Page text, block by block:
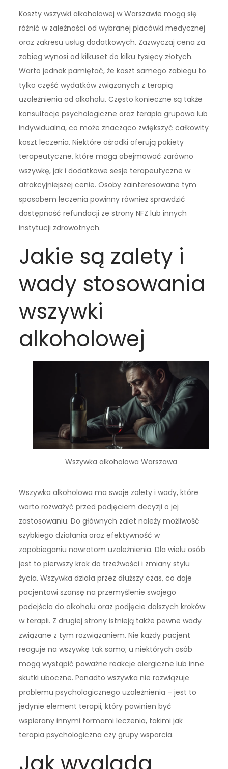
Koszty wszywki alkoholowej w Warszawie mogą się
różnić w zależności od wybranej placówki medycznej
oraz zakresu usług dodatkowych. Zazwyczaj cena za
zabieg wynosi od kilkuset do kilku tysięcy złotych.
Warto jednak pamiętać, że koszt samego zabiegu to
tylko część wydatków związanych z terapią
uzależnienia od alkoholu. Często konieczne są także
konsultacje psychologiczne oraz terapia grupowa lub
indywidualna, co może znacząco zwiększyć całkowity
koszt leczenia. Niektóre ośrodki oferują pakiety
terapeutyczne, które mogą obejmować zarówno
wszywkę, jak i dodatkowe sesje terapeutyczne w
atrakcyjniejszej cenie. Osoby zainteresowane tym
sposobem leczenia powinny również sprawdzić
dostępność refundacji ze strony NFZ lub innych
instytucji zdrowotnych.
Jakie są zalety i
wady stosowania
wszywki
alkoholowej
Wszywka alkoholowa Warszawa
Wszywka alkoholowa ma swoje zalety i wady, które
warto rozważyć przed podjęciem decyzji o jej
zastosowaniu. Do głównych zalet należy możliwość
szybkiego działania oraz efektywność w
zapobieganiu nawrotom uzależnienia. Dla wielu osób
jest to pierwszy krok do trzeźwości i zmiany stylu
życia. Wszywka działa przez dłuższy czas, co daje
pacjentowi szansę na przemyślenie swojego
podejścia do alkoholu oraz podjęcie dalszych kroków
w terapii. Z drugiej strony istnieją także pewne wady
związane z tym rozwiązaniem. Nie każdy pacjent
reaguje na wszywkę tak samo; u niektórych osób
mogą wystąpić poważne reakcje alergiczne lub inne
skutki uboczne. Ponadto wszywka nie rozwiązuje
problemu psychologicznego uzależnienia – jest to
jedynie element terapii, który powinien być
wspierany innymi formami leczenia, takimi jak
terapia psychologiczna czy grupy wsparcia.